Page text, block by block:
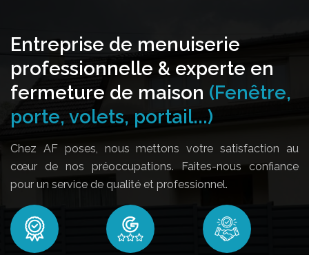
Entreprise de menuiserie
professionnelle & experte en
fermeture de maison (Fenêtre,
porte, volets, portail...)
Chez AF poses, nous mettons votre satisfaction au
cœur de nos préoccupations. Faites-nous confiance
pour un service de qualité et professionnel.